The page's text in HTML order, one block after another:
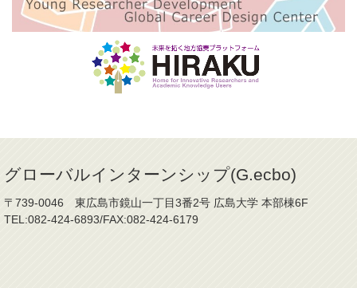
グローバルインターンシップ(G.ecbo)
〒739-0046 東広島市鏡山一丁目3番2号 広島大学 本部棟6F
TEL:082-424-6893/FAX:082-424-6179